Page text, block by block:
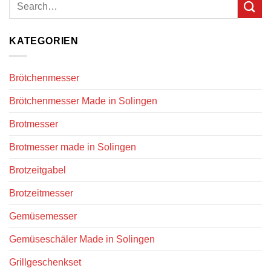
KATEGORIEN
Brötchenmesser
Brötchenmesser Made in Solingen
Brotmesser
Brotmesser made in Solingen
Brotzeitgabel
Brotzeitmesser
Gemüsemesser
Gemüseschäler Made in Solingen
Grillgeschenkset